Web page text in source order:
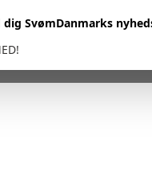
SvømDanmarks